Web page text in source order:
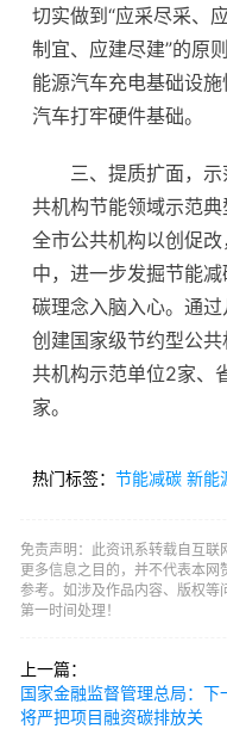
切实做到“应采尽采、
制宜、应建尽建”的原
能源汽车充电基础设
汽车打牢硬件基础。
三、提质扩面，
共机构节能领域示范
全市公共机构以创促
中，进一步发掘节能
碳理念入脑入心。通
创建国家级节约型公
共机构示范单位2家、
家。
热门标签： 节能减碳 新能
免责声明：此资讯系转载自互
更多信息之目的，并不代表本
参考。如涉及作品内容、版权
第一时间处理！
上一篇：
国家金融监督管理总局：下
将严把项目融资碳排放关